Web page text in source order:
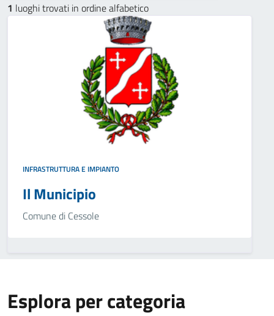
1 luoghi trovati in ordine alfabetico
INFRASTRUTTURA E IMPIANTO
Il Municipio
Comune di Cessole
Esplora per categoria